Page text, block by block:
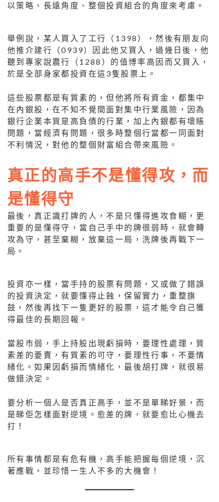
以策略、長遠角度、整個投資組合的角度來考慮。
舉例說，某人買入了工行（1398），然後有朋友向
他推介建行（0939）因此他又買入，過幾日後，他
聽到專家說農行（1288）的值博率高因而又買入，
於是全部身家都投資在這3隻股票上。
這些股票都是有質素的，但他將所有資金，都集中
在內銀股，在不知不覺間面對集中行業風險，因為
銀行企業本質是高負債的行業，加上內銀都有壞賬
問題，當經濟有問題，很多時整個行當都一同面對
不利情況，對他的整個財富組合帶來風險。
真正的高手不是懂得攻，而
是懂得守
最後，真正識打牌的人，不是只懂得進攻食糊，更
重要的是懂得守，當自己手中的牌很弱時，就會轉
攻為守，甚至棄糊，放棄這一局，洗牌後再戰下一
局。
投資亦一樣，當手持的股票有問題，又或做了錯誤
的投資決定，就要懂得止蝕，保留實力，重整旗
鼓，然後再找下一隻更好的股票，這才能令自己獲
得最佳的長期回報。
當股市弱，手上持股出現虧損時，要理性處理，質
素差的要賣，有質素的可守，要理性行事，不要情
緒化。如果因虧損而情緒化，最後胡打牌，就很易
做錯決定。
要分析一個人是否真正高手，並不是單睇好景，而
是睇佢怎樣面對逆境。愈差的牌，就要愈比心機去
打！
所有事情都是有危有機，高手能把握每個逆境，沉
著應戰，並珍惜一生人不多的大機會！